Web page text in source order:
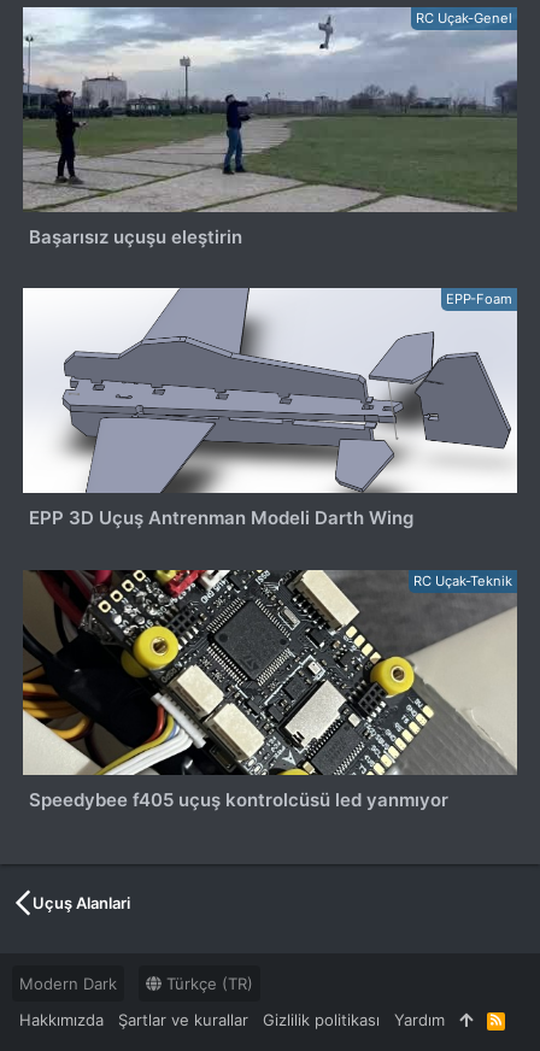
RC Uçak-Genel
Başarısız uçuşu eleştirin
EPP-Foam
EPP 3D Uçuş Antrenman Modeli Darth Wing
RC Uçak-Teknik
Speedybee f405 uçuş kontrolcüsü led yanmıyor
Uçuş Alanlari
Modern Dark
Türkçe (TR)
Hakkımızda
Şartlar ve kurallar Gizlilik politikası Yardım
R
S